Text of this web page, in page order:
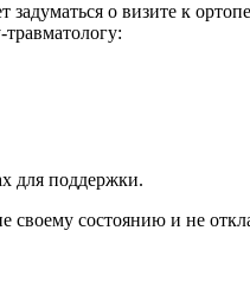
о визите к
для поддержки.
состоянию и не